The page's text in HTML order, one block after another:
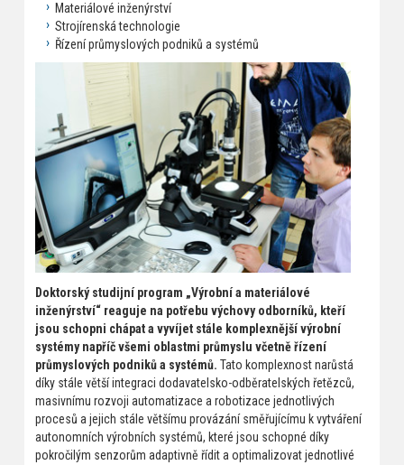
Materiálové inženýrství
Strojírenská technologie
Řízení průmyslových podniků a systémů
Doktorský studijní program „Výrobní a materiálové
inženýrství“ reaguje na potřebu výchovy odborníků, kteří
jsou schopni chápat a vyvíjet stále komplexnější výrobní
systémy napříč všemi oblastmi průmyslu včetně řízení
průmyslových podniků a systémů. Tato komplexnost narůstá
díky stále větší integraci dodavatelsko-odběratelských řetězců,
masivnímu rozvoji automatizace a robotizace jednotlivých
procesů a jejich stále většímu provázání směřujícímu k vytváření
autonomních výrobních systémů, které jsou schopné díky
pokročilým senzorům adaptivně řídit a optimalizovat jednotlivé